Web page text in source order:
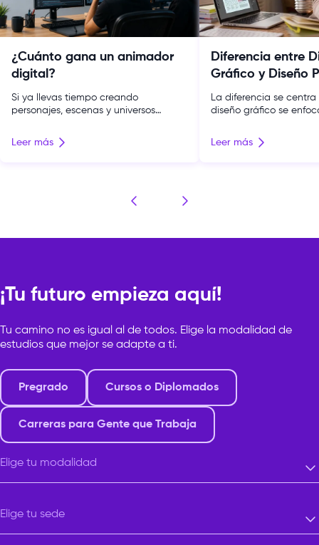
¿Cuánto gana un animador
digital?
Si ya llevas tiempo creando
personajes, escenas y universos
es si puedes vivir de esto, sino hasta
dónde puedes llegar. Según el diario
S/3,000, y los profesionales senior o
Leer más
Diferencia entre
Gráfico y Diseño
La diferencia se centra
diseño gráfico se
visual; el diseño
a persuadir, posicionar
Leer más
¡Tu futuro empieza aquí!
Tu camino no es igual al de todos. Elige la modalidad de
estudios que mejor se adapte a ti.
Pregrado Cursos o Diplomados
Carreras para Gente que Trabaja
Elige tu modalidad
Elige tu sede